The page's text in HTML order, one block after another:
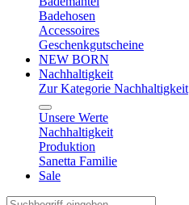
Badehosen
Accessoires
Geschenkgutscheine
NEW BORN
Nachhaltigkeit
Zur Kategorie Nachhaltigkeit
Unsere Werte
Nachhaltigkeit
Produktion
Sanetta Familie
Sale